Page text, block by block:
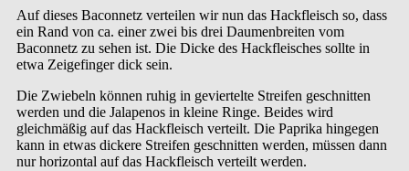
Auf dieses Baconnetz verteilen wir nun das Hackfleisch so, dass
ein Rand von ca. einer zwei bis drei Daumenbreiten vom
Baconnetz zu sehen ist. Die Dicke des Hackfleisches sollte in
etwa Zeigefinger dick sein.
Die Zwiebeln können ruhig in geviertelte Streifen geschnitten
werden und die Jalapenos in kleine Ringe. Beides wird
gleichmäßig auf das Hackfleisch verteilt. Die Paprika hingegen
kann in etwas dickere Streifen geschnitten werden, müssen dann
nur horizontal auf das Hackfleisch verteilt werden.